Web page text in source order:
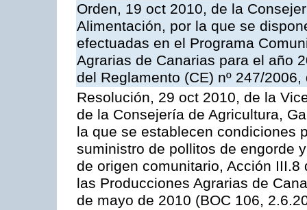
Orden, 19 oct 2010, de la
Alimentación, por la que se
efectuadas en el Programa
Agrarias de Canarias para el año
del Reglamento (CE) nº 247/
Resolución, 29 oct 2010, de la
de la Consejería de Agricultura,
la que se establecen condiciones
suministro de pollitos de engorde
de origen comunitario, Acción
las Producciones Agrarias de
de mayo de 2010 (BOC 106,